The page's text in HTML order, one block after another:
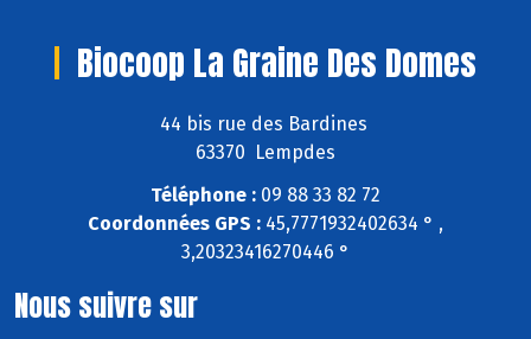
Biocoop La Graine Des Domes
44 bis rue des Bardines
63370 Lempdes
Téléphone : 09 88 33 82 72
Coordonnées GPS : 45,7771932402634 ° ,
3,20323416270446 °
Nous suivre sur